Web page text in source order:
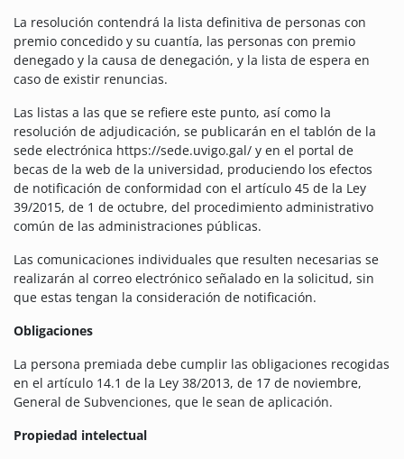
La resolución contendrá la lista definitiva de personas con
premio concedido y su cuantía, las personas con premio
denegado y la causa de denegación, y la lista de espera en
caso de existir renuncias.
Las listas a las que se refiere este punto, así como la
resolución de adjudicación, se publicarán en el tablón de la
sede electrónica https://sede.uvigo.gal/ y en el portal de
becas de la web de la universidad, produciendo los efectos
de notificación de conformidad con el artículo 45 de la Ley
39/2015, de 1 de octubre, del procedimiento administrativo
común de las administraciones públicas.
Las comunicaciones individuales que resulten necesarias se
realizarán al correo electrónico señalado en la solicitud, sin
que estas tengan la consideración de notificación.
Obligaciones
La persona premiada debe cumplir las obligaciones recogidas
en el artículo 14.1 de la Ley 38/2013, de 17 de noviembre,
General de Subvenciones, que le sean de aplicación.
Propiedad intelectual